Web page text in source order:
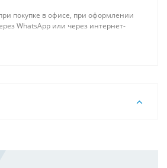
покупке в офисе, при оформлении
WhatsApp или через интернет-